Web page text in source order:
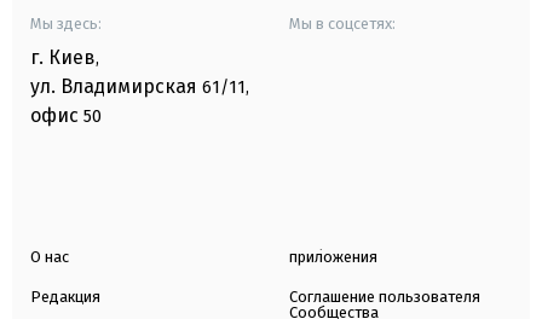
Мы здесь:
г. Киев,
ул. Владимирская 61/11,
офис 50
Мы в соцсетях:
О нас
Редакция
приложения
Соглашение пользователя
Сообщества